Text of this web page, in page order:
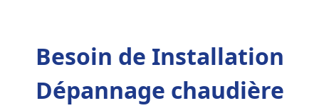
Besoin de Installation
Dépannage chaudière